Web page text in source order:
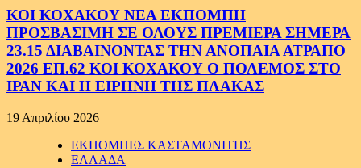
ΚΟΙ ΚΟΧΑΚΟΥ ΝΕΑ ΕΚΠΟΜΠΗ
ΠΡΟΣΒΑΣΙΜΗ ΣΕ ΟΛΟΥΣ ΠΡΕΜΙΕΡΑ ΣΗΜΕΡΑ
23.15 ΔΙΑΒΑΙΝΟΝΤΑΣ ΤΗΝ ΑΝΟΠΑΙΑ ΑΤΡΑΠΟ
2026 ΕΠ.62 ΚΟΙ ΚΟΧΑΚΟΥ Ο ΠΟΛΕΜΟΣ ΣΤΟ
ΙΡΑΝ ΚΑΙ Η ΕΙΡΗΝΗ ΤΗΣ ΠΛΑΚΑΣ
19 Απριλίου 2026
ΕΚΠΟΜΠΕΣ ΚΑΣΤΑΜΟΝΙΤΗΣ
ΕΛΛΑΔΑ